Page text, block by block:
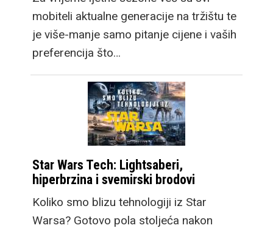
mobiteli aktualne generacije na tržištu te
je više-manje samo pitanje cijene i vaših
preferencija što…
Star Wars Tech: Lightsaberi,
hiperbrzina i svemirski brodovi
Koliko smo blizu tehnologiji iz Star
Warsa? Gotovo pola stoljeća nakon